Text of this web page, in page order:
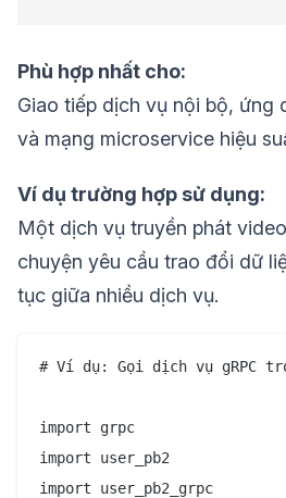
Phù hợp nhất cho:
Giao tiếp dịch vụ nội bộ, ứng
và mạng microservice hiệu
Ví dụ trường hợp sử dụng:
Một dịch vụ truyền phát
chuyện yêu cầu trao đổi dữ
tục giữa nhiều dịch vụ.
# Ví dụ: Gọi dịch vụ gRPC
import grpc
import user_pb2
import user_pb2_grpc